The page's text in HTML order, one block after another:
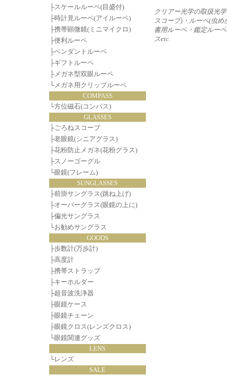
├スケールルーペ(目盛付)
├時計見ルーペ(アイルーペ)
├携帯顕微鏡(ミニマイクロ)
├便利ルーペ
├ペンダントルーペ
├ギフトルーペ
├メガネ型双眼ルーペ
└メガネ用クリップルーペ
COMPASS
└方位磁石(コンパス)
GLASSES
├ごろねスコープ
├老眼鏡(シニアグラス)
├花粉防止メガネ(花粉グラス)
├スノーゴーグル
└眼鏡(フレーム)
SUNGLASSES
├前掛サングラス(跳ね上げ)
├オーバーグラス(眼鏡の上に)
├偏光サングラス
└お勧めサングラス
GOODS
├歩数計(万歩計)
├高度計
├携帯ストラップ
├キーホルダー
├超音波洗浄器
├眼鏡ケース
├眼鏡チェーン
├眼鏡クロス(レンズクロス)
└眼鏡関連グッズ
LENS
└レンズ
SALE
クリアー光学の取扱光
スコープ)・ルーペ(虫
書用ルーペ・鑑定ルー
スetc.